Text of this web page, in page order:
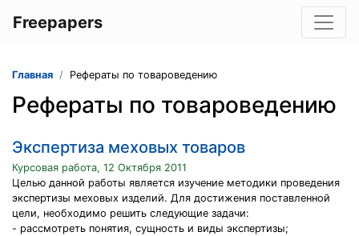
Freepapers
Главная Рефераты по товароведению
Рефераты по товароведению
Экспертиза меховых товаров
Курсовая работа, 12 Октября 2011
Целью данной работы является изучение методики проведения
экспертизы меховых изделий. Для достижения поставленной
цели, необходимо решить следующие задачи:
- рассмотреть понятия, сущность и виды экспертизы;